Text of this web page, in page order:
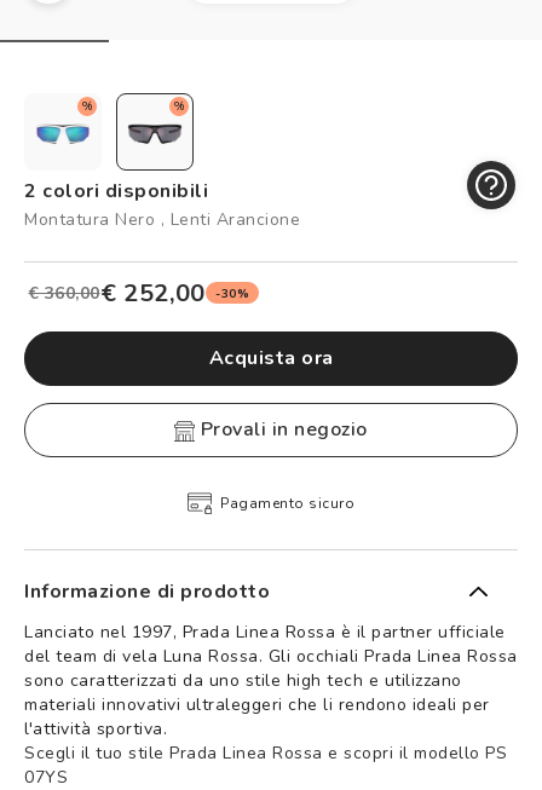
Controllo visivo
Logout
% %
2 colori disponibili
Montatura Nero , Lenti Arancione
€ 360,00€ 252,00 -30%
Acquista ora
provali in negozio
Pagamento sicuro
Informazione di prodotto
Lanciato nel 1997, Prada Linea Rossa è il partner ufficiale
del team di vela Luna Rossa. Gli occhiali Prada Linea Rossa
sono caratterizzati da uno stile high tech e utilizzano
materiali innovativi ultraleggeri che li rendono ideali per
l'attività sportiva.
Scegli il tuo stile Prada Linea Rossa e scopri il modello PS
07YS